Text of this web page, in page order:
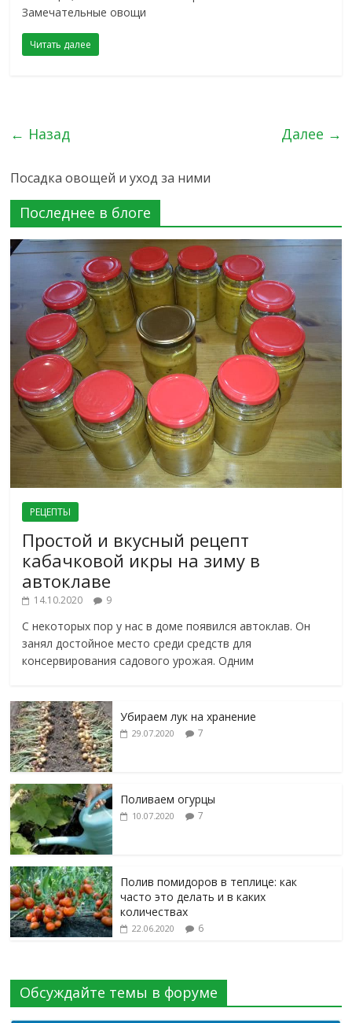
Замечательные овощи
Читать далее
← Назад Далее →
Посадка овощей и уход за ними
Последнее в блоге
РЕЦЕПТЫ
Простой и вкусный рецепт
кабачковой икры на зиму в
автоклаве
14.10.2020 9
С некоторых пор у нас в доме появился автоклав. Он
занял достойное место среди средств для
консервирования садового урожая. Одним
Убираем лук на хранение
29.07.2020 7
Поливаем огурцы
10.07.2020 7
Полив помидоров в теплице: как
часто это делать и в каких
количествах
22.06.2020 6
Обсуждайте темы в форуме